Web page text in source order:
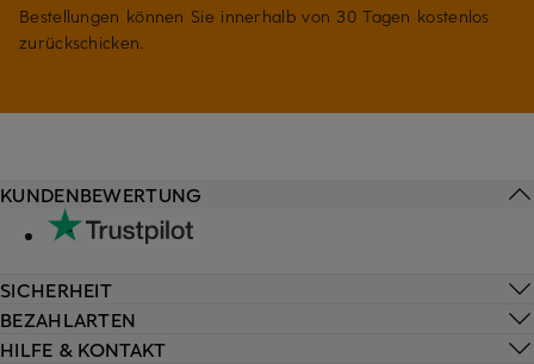
Bestellungen können Sie innerhalb von 30 Tagen kostenlos
zurückschicken.
HILFE & KONTAKT
KUNDENBEWERTUNG
SICHERHEIT
BEZAHLARTEN